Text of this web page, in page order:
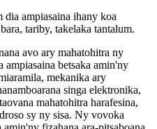
ampiasaina ihany koa
tariby, takelaka tantalum.
avo ary mahatohitra ny
betsaka amin'ny
mekanika ary
singa elektronika,
mahatohitra harafesina,
sy ny sisa. Ny vovoka